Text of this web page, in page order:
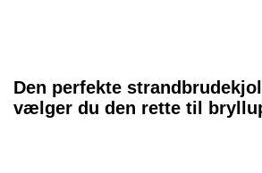
Den perfekte
vælger du den rette til